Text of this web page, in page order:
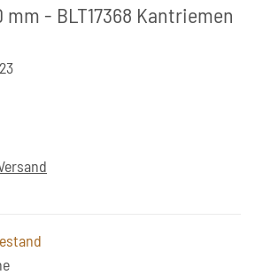
mm - BLT17368 Kantriemen